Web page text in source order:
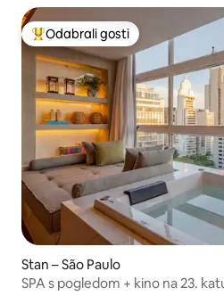
Među najviše rangiranima s
Odabrali gosti
Stan – São Paulo
SPA s pogledom + kino na 23.